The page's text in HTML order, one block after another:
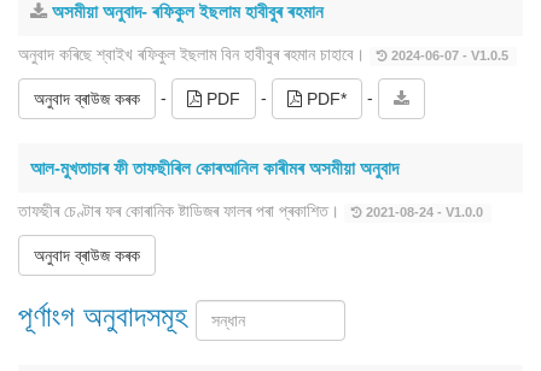
অসমীয়া অনুবাদ- ৰফিকুল ইছলাম হাবীবুৰ ৰহমান
অনুবাদ কৰিছে শ্বাইখ ৰফিকুল ইছলাম বিন হাবীবুৰ ৰহমান চাহাবে। 2024-06-07 - V1.0.5
অনুবাদ ব্ৰাউজ কৰক - PDF - PDF* -
আল-মুখতাচাৰ ফী তাফছীৰিল কোৰআনিল কাৰীমৰ অসমীয়া অনুবাদ
তাফছীৰ চেণ্টাৰ ফৰ কোৰানিক ষ্টাডিজৰ ফালৰ পৰা প্ৰকাশিত। 2021-08-24 - V1.0.0
অনুবাদ ব্ৰাউজ কৰক
পূৰ্ণাংগ অনুবাদসমূহ